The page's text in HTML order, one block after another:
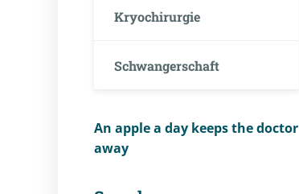
Kryochirurgie
Schwangerschaft
An apple a day keeps the doctor
away